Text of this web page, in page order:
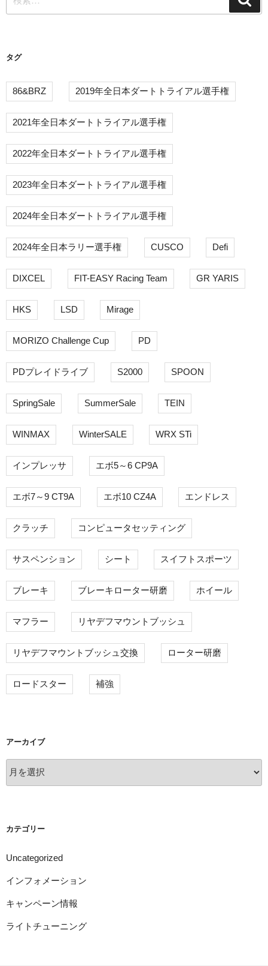
ョ
索:
タグ
86&BRZ 2019年全日本ダートトライアル選手権
2021年全日本ダートトライアル選手権
2022年全日本ダートトライアル選手権
2023年全日本ダートトライアル選手権
2024年全日本ダートトライアル選手権
2024年全日本ラリー選手権 CUSCO Defi
DIXCEL FIT-EASY Racing Team GR YARIS
HKS LSD Mirage
MORIZO Challenge Cup PD
PDプレイドライブ S2000 SPOON
SpringSale SummerSale TEIN
WINMAX WinterSALE WRX STi
インプレッサ エボ5～6 CP9A
エボ7～9 CT9A エボ10 CZ4A エンドレス
クラッチ コンピュータセッティング
サスペンション シート スイフトスポーツ
ブレーキ ブレーキローター研磨 ホイール
マフラー リヤデフマウントブッシュ
リヤデフマウントブッシュ交換 ローター研磨
ロードスター 補強
アーカイブ
ー
カテゴリー
Uncategorized
インフォメーション
キャンペーン情報
ライトチューニング